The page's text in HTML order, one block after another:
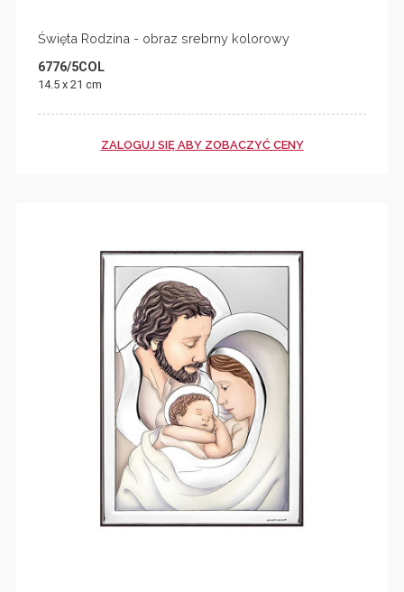
Święta Rodzina - obraz srebrny kolorowy
6776/5COL
14.5 x 21 cm
ZALOGUJ SIĘ ABY ZOBACZYĆ CENY